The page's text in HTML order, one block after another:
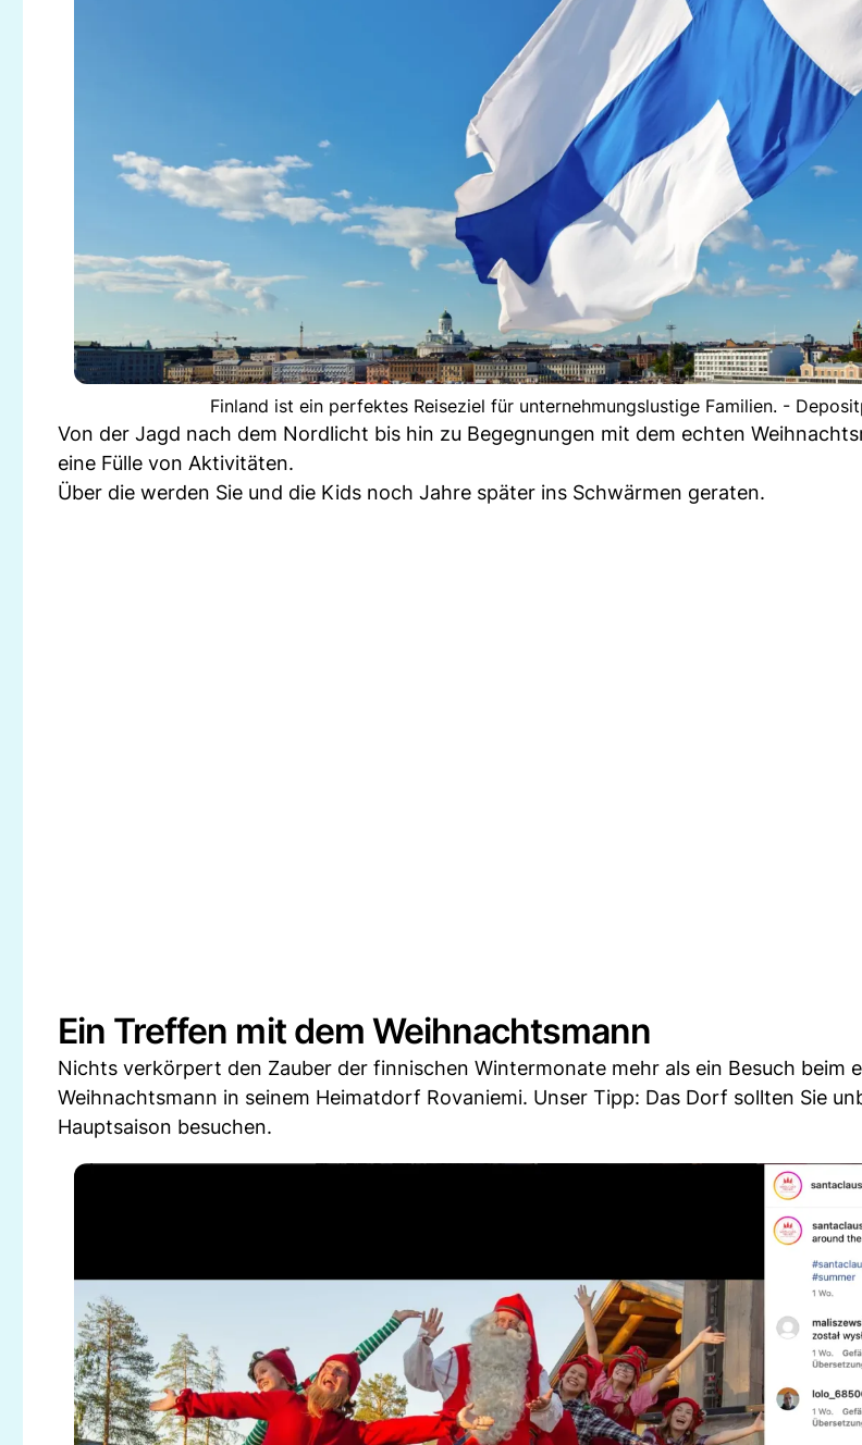
Finland ist ein perfektes Reiseziel für unternehmungslustige Familien. -
Von der Jagd nach dem Nordlicht bis hin zu Begegnungen mit dem echten
eine Fülle von Aktivitäten.
Über die werden Sie und die Kids noch Jahre später ins Schwärmen geraten.
Ein Treffen mit dem Weihnachtsmann
Nichts verkörpert den Zauber der finnischen Wintermonate mehr als ein Besuch beim
Weihnachtsmann in seinem Heimatdorf Rovaniemi. Unser Tipp: Das Dorf sollten Sie
Hauptsaison besuchen.